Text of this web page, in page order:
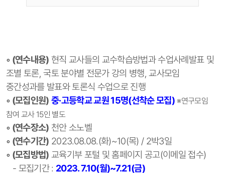
◦ (연수내용) 현직 교사들의 교수학습방법과 수업사례발표 및
조별 토론, 국토 분야별 전문가 강의 병행, 교사모임
중간성과를 발표와 토론식 수업으로 진행
◦ (모집인원) 중·고등학교 교원 15명(선착순 모집) ※연구모임
참여 교사 15인 별도
◦ (연수장소) 천안 소노벨
◦ (연수기간) 2023.08.08.(화)~10(목) / 2박3일
◦ (모집방법) 교육기부 포털 및 홈페이지 공고(이메일 접수)
- 모집기간 : 2023. 7.10(월)~7.21(금)